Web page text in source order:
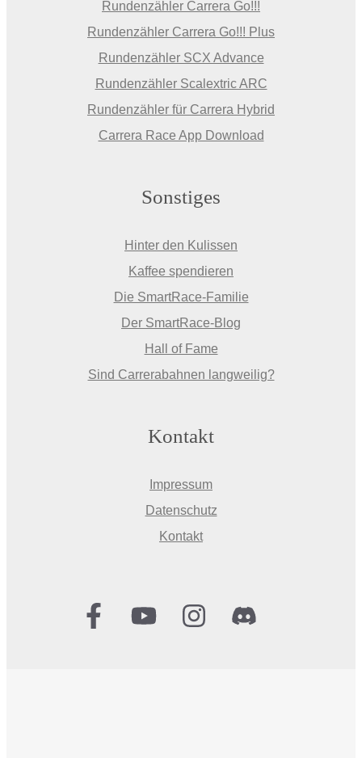
Rundenzähler Carrera Go!!!
Rundenzähler Carrera Go!!! Plus
Rundenzähler SCX Advance
Rundenzähler Scalextric ARC
Rundenzähler für Carrera Hybrid
Carrera Race App Download
Sonstiges
Hinter den Kulissen
Kaffee spendieren
Die SmartRace-Familie
Der SmartRace-Blog
Hall of Fame
Sind Carrerabahnen langweilig?
Kontakt
Impressum
Datenschutz
Kontakt